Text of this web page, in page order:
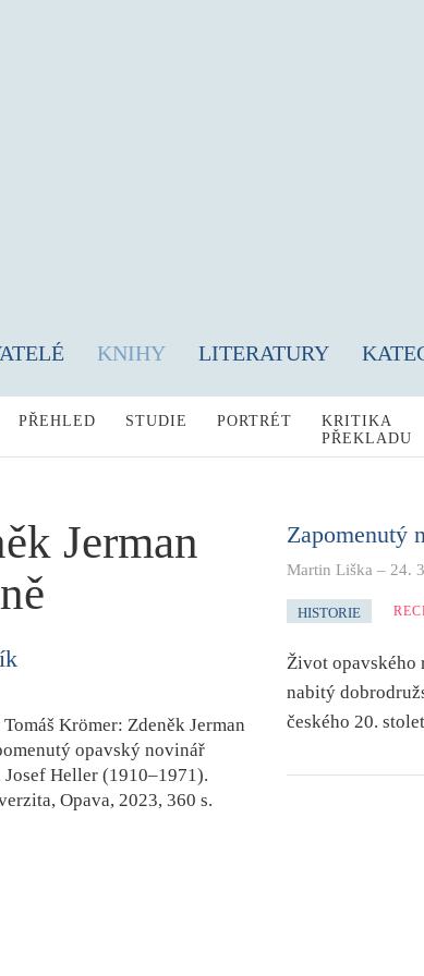
KNIHY LITERATURY
PŘEHLED STUDIE PORTRÉT
KRITIKA
PŘEKLADU
Jerman
Krömer: Zdeněk Jerman
opavský novinář
Josef Heller (1910–1971).
Opava, 2023, 360 s.
Zapomenutý
Martin Liška – 24.
HISTORIE
Život opavského
nabitý
českého 20.